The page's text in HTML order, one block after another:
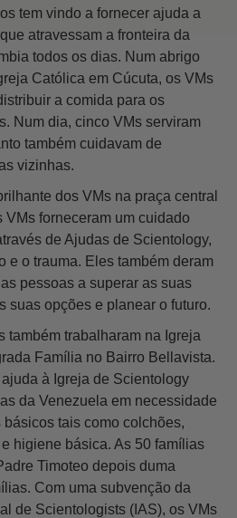
tem vindo a fornecer ajuda a
atravessam a fronteira da
todos os dias. Num abrigo
Católica em Cúcuta, os VMs
a comida para os
Num dia, cinco VMs serviram
também cuidavam de
vizinhas.
dos VMs na praça central
forneceram um cuidado
de Ajudas de Scientology,
e o trauma. Eles também deram
pessoas a superar as suas
suas opções e planear o futuro.
também trabalharam na Igreja
Família no Bairro Bellavista.
à Igreja de Scientology
da Venezuela em necessidade
tais como colchões,
higiene básica. As 50 famílias
Timoteo depois duma
Com uma subvenção da
de Scientologists (IAS), os VMs